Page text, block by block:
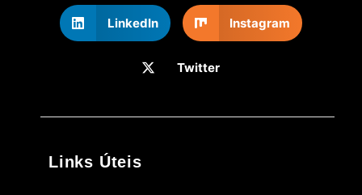
LinkedIn Instagram
Twitter
Links Úteis